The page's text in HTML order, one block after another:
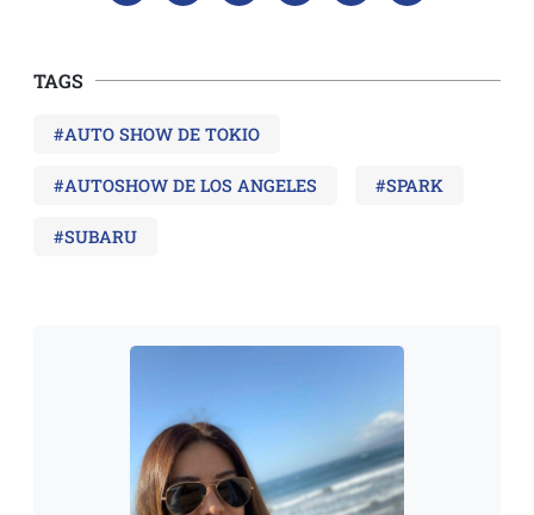
TAGS
#AUTO SHOW DE TOKIO
#AUTOSHOW DE LOS ANGELES #SPARK
#SUBARU